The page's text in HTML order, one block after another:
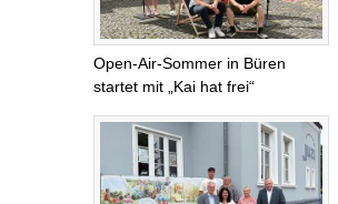
Open-Air-Sommer in Büren
startet mit „Kai hat frei“